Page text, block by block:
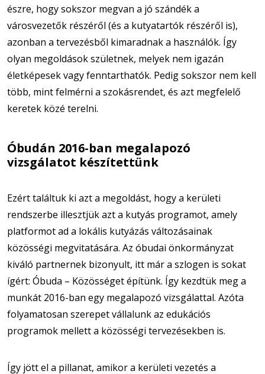
észre, hogy sokszor megvan a jó szándék a
városvezetők részéről (és a kutyatartók részéről is),
azonban a tervezésből kimaradnak a használók. Így
olyan megoldások születnek, melyek nem igazán
életképesek vagy fenntarthatók. Pedig sokszor nem kell
több, mint felmérni a szokásrendet, és azt megfelelő
keretek közé terelni.
Óbudán 2016-ban megalapozó
vizsgálatot készítettünk
Ezért találtuk ki azt a megoldást, hogy a kerületi
rendszerbe illesztjük azt a kutyás programot, amely
platformot ad a lokális kutyázás változásainak
közösségi megvitatására. Az óbudai önkormányzat
kiváló partnernek bizonyult, itt már a szlogen is sokat
ígért: Óbuda – Közösséget építünk. Így kezdtük meg a
munkát 2016-ban egy megalapozó vizsgálattal. Azóta
folyamatosan szerepet vállalunk az edukációs
programok mellett a közösségi tervezésekben is.
Így jött el a pillanat, amikor a kerületi vezetés a